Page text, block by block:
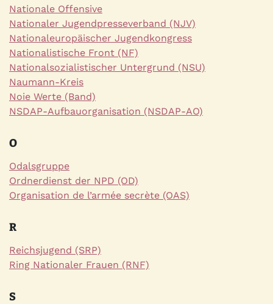
Nationale Offensive
Nationaler Jugendpresseverband (NJV)
Nationaleuropäischer Jugendkongress
Nationalistische Front (NF)
Nationalsozialistischer Untergrund (NSU)
Naumann-Kreis
Noie Werte (Band)
NSDAP-Aufbauorganisation (NSDAP-AO)
O
Odalsgruppe
Ordnerdienst der NPD (OD)
Organisation de l’armée secrète (OAS)
R
Reichsjugend (SRP)
Ring Nationaler Frauen (RNF)
S